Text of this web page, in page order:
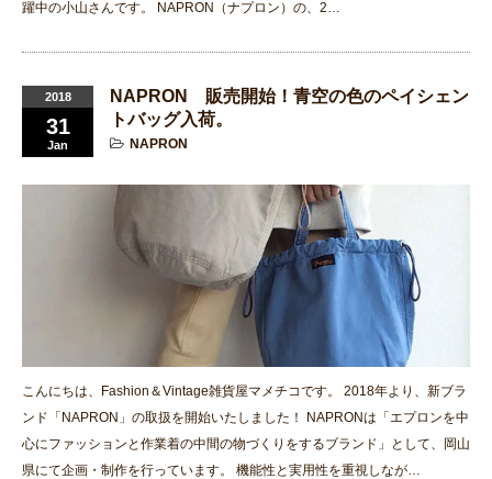
躍中の小山さんです。 NAPRON（ナプロン）の、2…
2018
31
Jan
NAPRON 販売開始！青空の色のペイシェン
トバッグ入荷。
NAPRON
こんにちは、Fashion＆Vintage雑貨屋マメチコです。 2018年より、新ブラ
ンド「NAPRON」の取扱を開始いたしました！ NAPRONは「エプロンを中
心にファッションと作業着の中間の物づくりをするブランド」として、岡山
県にて企画・制作を行っています。 機能性と実用性を重視しなが…